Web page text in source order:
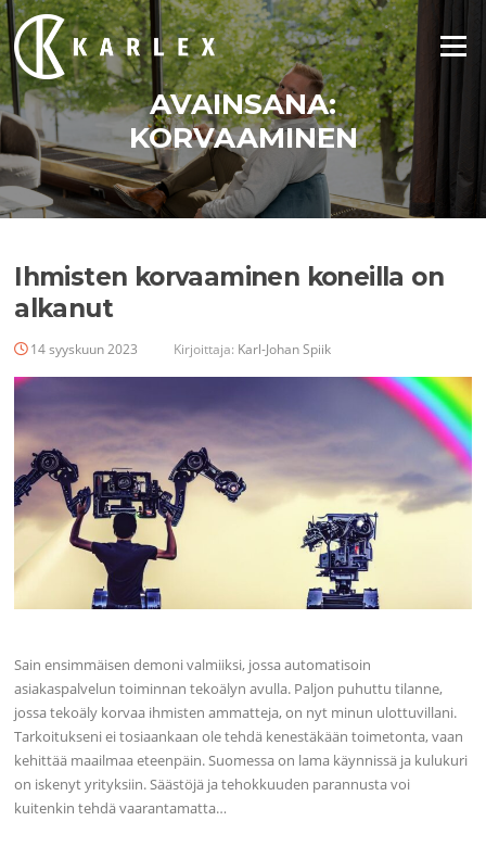
Siirry
suoraan
sisältöön
Valikko
AVAINSANA:
KORVAAMINEN
Ihmisten korvaaminen koneilla on
alkanut
14 syyskuun 2023 Kirjoittaja: Karl-Johan Spiik
Sain ensimmäisen demoni valmiiksi, jossa automatisoin
asiakaspalvelun toiminnan tekoälyn avulla. Paljon puhuttu tilanne,
jossa tekoäly korvaa ihmisten ammatteja, on nyt minun ulottuvillani.
Tarkoitukseni ei tosiaankaan ole tehdä kenestäkään toimetonta, vaan
kehittää maailmaa eteenpäin. Suomessa on lama käynnissä ja kulukuri
on iskenyt yrityksiin. Säästöjä ja tehokkuuden parannusta voi
kuitenkin tehdä vaarantamatta…